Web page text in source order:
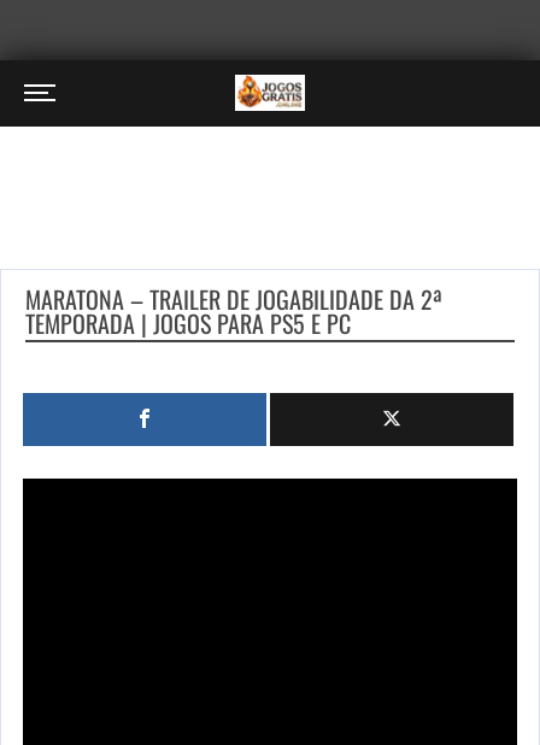
MARATONA – TRAILER DE JOGABILIDADE DA 2ª
TEMPORADA | JOGOS PARA PS5 E PC